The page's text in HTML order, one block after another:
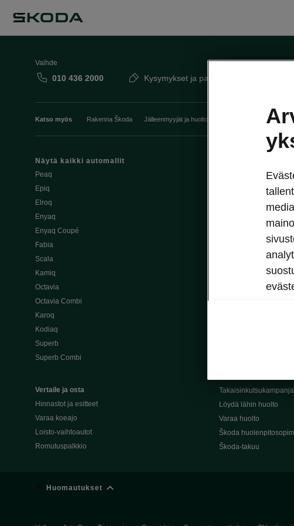
Vaihde
010 436 2000 Kysymykset ja palaute
Katso myös Rakenna Škoda Jälleenmyyjät ja huolto Heti vapaat Škoda-mallit
Näytä kaikki automallit
Peaq
Epiq
Elroq
Enyaq
Enyaq Coupé
Fabia
Scala
Kamiq
Octavia
Octavia Combi
Karoq
Kodiaq
Superb
Superb Combi
Vertaile ja osta
Hinnastot ja esitteet
Varaa koeajo
Loisto-vaihtoautot
Romutuspalkkio
Osta Škoda verkossa
Škoda Yksityisleasing
Škodan Vakuutus
Škoda 4×4 -mallit
Škoda-
Alkuperäiset Škoda-
Alkuperäiset Škoda-
Löydä lähin huolto
Varaa huolto
Škoda
Škoda-takuu
Huomautukset